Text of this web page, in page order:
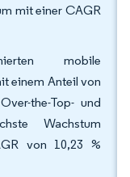
mit einer CAGR
mobile
einem Anteil von
the-Top- und
Wachstum
von 10,23 %